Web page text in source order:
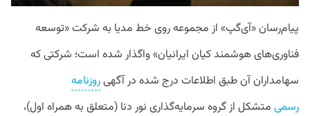
پیام‌رسان «آی‌گپ» از مجموعه روی خط مدیا به شرکت «توسعه
فناوری‌های هوشمند کیان ایرانیان» واگذار شده است؛ شرکتی که
سهامداران آن طبق اطلاعات درج شده در آگهیروزنامه
رسمی متشکل از گروه سرمایه‌گذاری نور دنا (متعلق به همراه اول)،